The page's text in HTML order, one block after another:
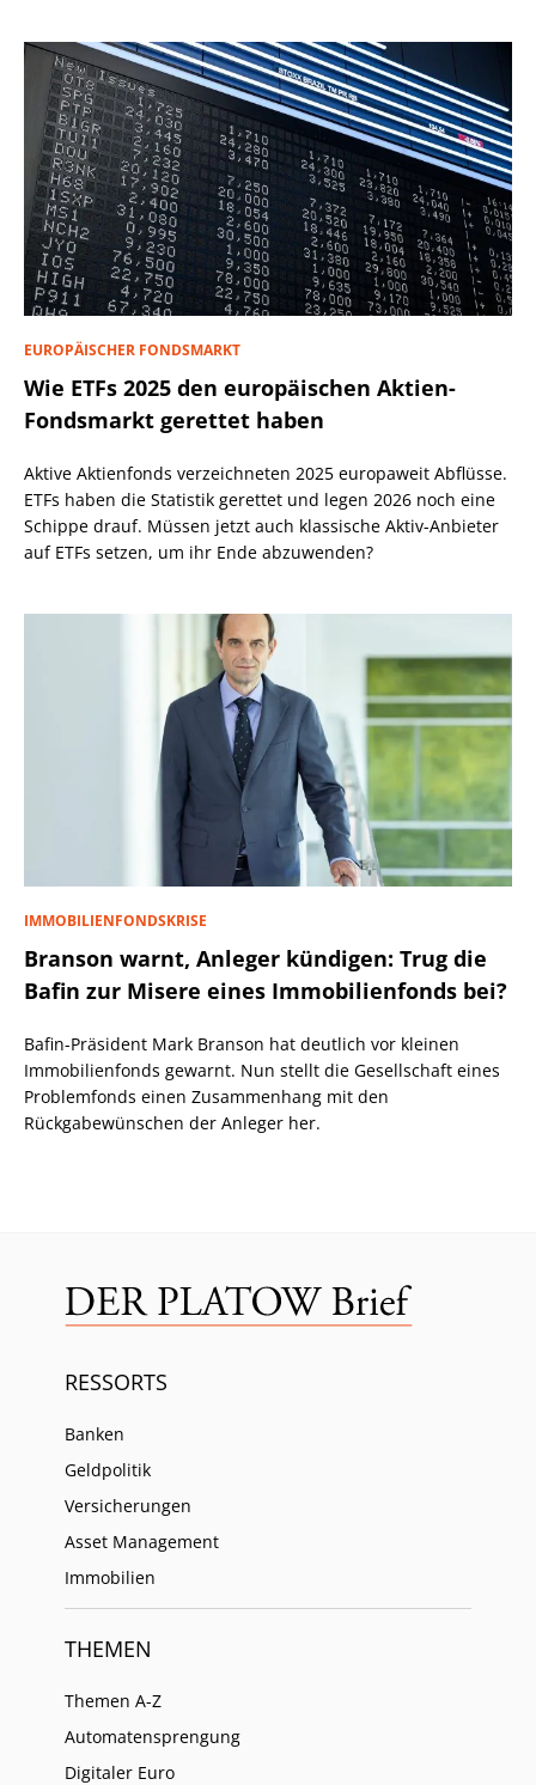
EUROPÄISCHER FONDSMARKT
Wie ETFs 2025 den europäischen Aktien-
Fondsmarkt gerettet haben
Aktive Aktienfonds verzeichneten 2025 europaweit Abflüsse.
ETFs haben die Statistik gerettet und legen 2026 noch eine
Schippe drauf. Müssen jetzt auch klassische Aktiv-Anbieter
auf ETFs setzen, um ihr Ende abzuwenden?
IMMOBILIENFONDSKRISE
Branson warnt, Anleger kündigen: Trug die
Bafin zur Misere eines Immobilienfonds bei?
Bafin-Präsident Mark Branson hat deutlich vor kleinen
Immobilienfonds gewarnt. Nun stellt die Gesellschaft eines
Problemfonds einen Zusammenhang mit den
Rückgabewünschen der Anleger her.
RESSORTS
Banken
Geldpolitik
Versicherungen
Asset Management
Immobilien
THEMEN
Themen A-Z
Automatensprengung
Digitaler Euro